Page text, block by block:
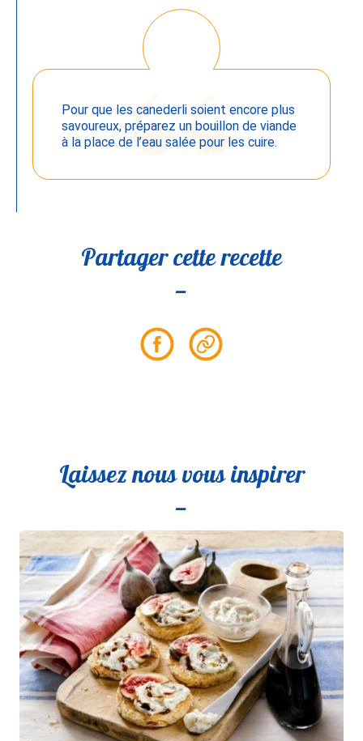
Pour que les canederli soient encore plus
savoureux, préparez un bouillon de viande
à la place de l’eau salée pour les cuire.
Partager cette recette
Partager
sur
Partager
le
Laissez nous vous inspirer